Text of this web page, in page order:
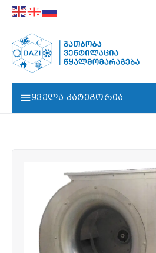
ᲧᲕᲔᲚᲐ ᲙᲐᲢᲔᲒᲝᲠᲘᲐ